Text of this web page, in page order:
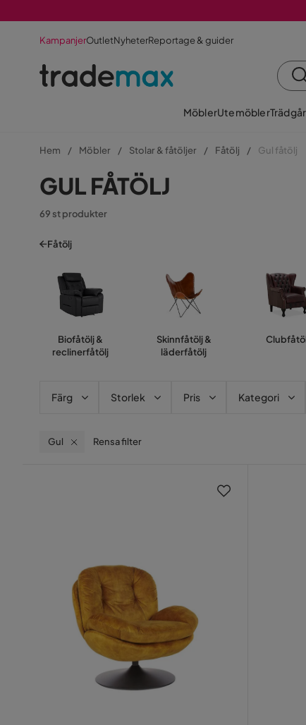
KampanjerOutletNyheterReportage & guider
MöblerUtemöbler
Hem Möbler Stolar & fåtöljer Fåtölj Gul fåtölj
GUL FÅTÖLJ
69 st produkter
Fåtölj
Biofåtölj &
reclinerfåtölj
Skinnfåtölj &
läderfåtölj
Färg Storlek Pris Kategori
Gul Rensa filter